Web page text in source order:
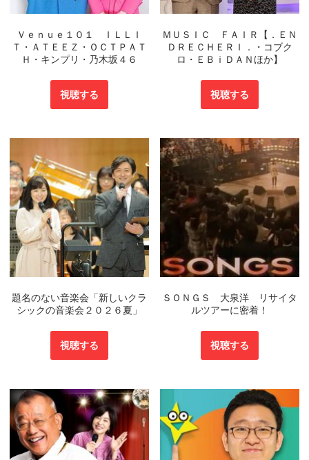
Ｖｅｎｕｅ１０１ ＩＬＬＩ
Ｔ・ＡＴＥＥＺ・ＯＣＴＰＡＴ
Ｈ・キンプリ・乃木坂４６
視聴する
ＭＵＳＩＣ ＦＡＩＲ【．ＥＮ
ＤＲＥＣＨＥＲＩ．・コブク
ロ・ＥＢｉＤＡＮほか】
視聴する
題名のない音楽会「新しいクラ
シックの音楽会２０２６夏」
視聴する
ＳＯＮＧＳ 大泉洋 リサイタ
ルツアーに密着！
視聴する